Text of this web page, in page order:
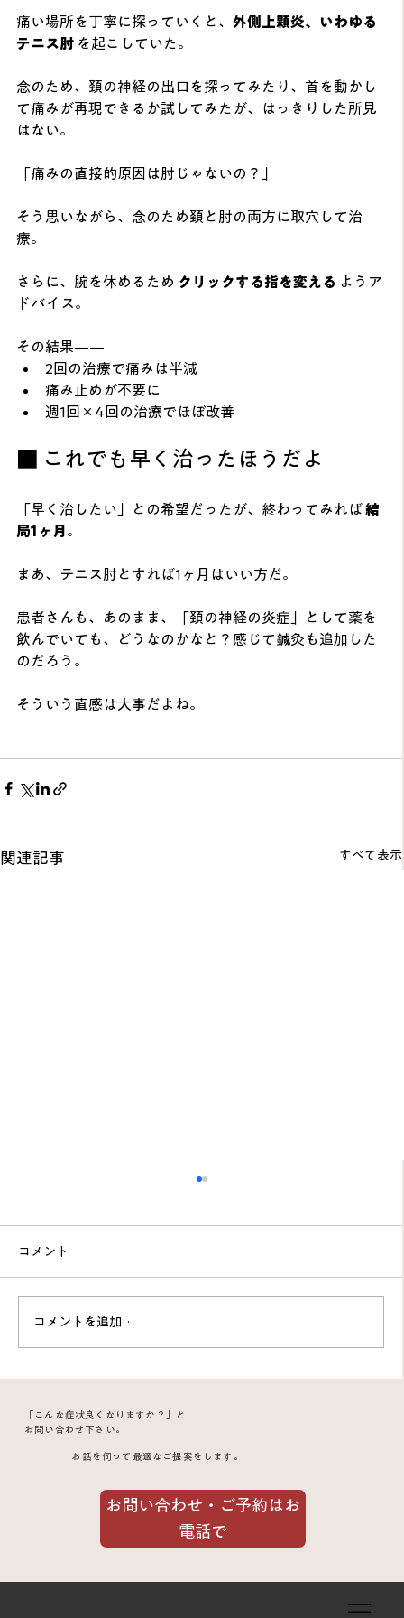
お問い合わせ・ご予約はお
電話で
「こんな症状良くなりますか？」と
お問い合わせ下さい。
お話を伺って最適なご提案をします。
痛い場所を丁寧に探っていくと、 外側上顆炎、いわゆる
テニス肘 を起こしていた。
念のため、頚の神経の出口を探ってみたり、首を動かし
て痛みが再現できるか試してみたが、はっきりした所見
はない。
「痛みの直接的原因は肘じゃないの？」
そう思いながら、念のため頚と肘の両方に取穴して治
療。
さらに、腕を休めるため クリックする指を変える ようア
ドバイス。
その結果——
2回の治療で痛みは半減
痛み止めが不要に
週1回×4回の治療でほぼ改善
■ これでも早く治ったほうだよ
「早く治したい」との希望だったが、終わってみれば 結
局1ヶ月 。
まあ、テニス肘とすれば1ヶ月はいい方だ。
患者さんも、あのまま、「頚の神経の炎症」として薬を
飲んでいても、どうなのかなと？感じて鍼灸も追加した
のだろう。
そういう直感は大事だよね。
関連記事 すべて表示
源は指の背側だった60代女性の症例。極
細鍼で見事決着
コメント
コメントを追加…